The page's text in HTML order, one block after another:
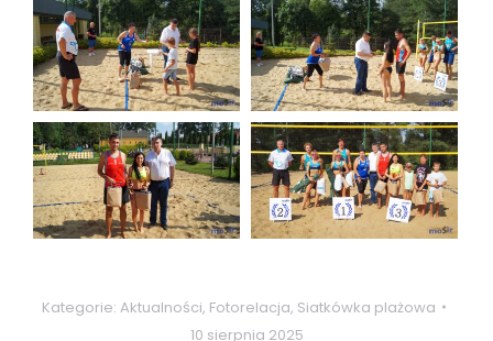
Kategorie: Aktualności, Fotorelacja, Siatkówka plażowa
10 sierpnia 2025